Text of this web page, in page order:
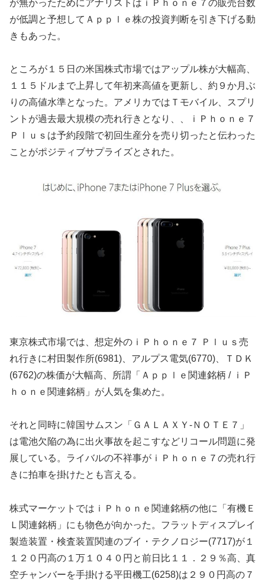
が無かったためにアナリストはｉＰｈｏｎｅ７の販売台数
が低調と予想してＡｐｐｌｅ株の投資判断を引き下げる動
きもあった。
ところが１５日の米国株式市場ではアップル株が大幅高、
１１５ドルまで上昇して年初来高値を更新し、約９か月ぶ
りの高値水準となった。アメリカではＴモバイル、スプリ
ントが過去最大規模の売れ行きとなり、、ｉＰｈｏｎｅ７
Ｐｌｕｓは予約段階で初回生産分を売り切ったと伝わった
ことがポジティブサプライズとされた。
東京株式市場では、想定外のｉＰｈｏｎｅ７ Ｐｌｕｓ売
れ行きに村田製作所(6981)、アルプス電気(6770)、ＴＤＫ
(6762)の株価が大幅高、所謂「Ａｐｐｌｅ関連銘柄 / ｉＰ
ｈｏｎｅ関連銘柄」が人気を集めた。
それと同時に韓国サムスン「ＧＡＬＡＸＹ-ＮＯＴＥ７」
は電池欠陥の為に出火事故を起こすなどリコール問題に発
展している。ライバルの不祥事がｉＰｈｏｎｅ７の売れ行
きに拍車を掛けたとも言える。
株式マーケットではｉＰｈｏｎｅ関連銘柄の他に「有機Ｅ
Ｌ関連銘柄」にも物色が向かった。フラットディスプレイ
製造装置・検査装置関連のブイ・テクノロジー(7717)が１
１２０円高の１万１０４０円と前日比１１．２９％高、真
空チャンバーを手掛ける平田機工(6258)は２９０円高の７